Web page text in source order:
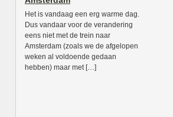
Het is vandaag een erg warme dag.
Dus vandaar voor de verandering
eens niet met de trein naar
Amsterdam (zoals we de afgelopen
weken al voldoende gedaan
hebben) maar met […]